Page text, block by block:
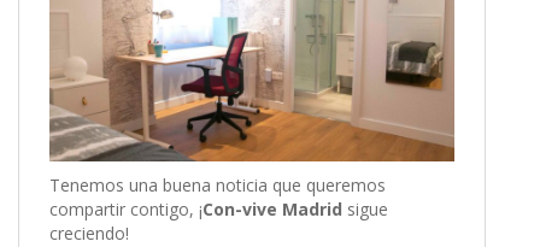
Tenemos una buena noticia que queremos
compartir contigo, ¡Con-vive Madrid sigue
creciendo!